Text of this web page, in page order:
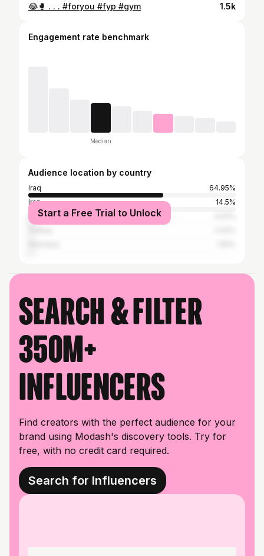
😂🥊 . . . #foryou #fyp #gym 1.5k
Engagement rate benchmark
Median
Audience location by country
Iraq
64.95%
Iran
14.5%
United Kingdom
Start a Free Trial to Unlock
Search & filter
350M+
influencers
Find creators with the perfect audience for your
brand using Modash's discovery tools. Try for
free, with no credit card required.
Search for Influencers